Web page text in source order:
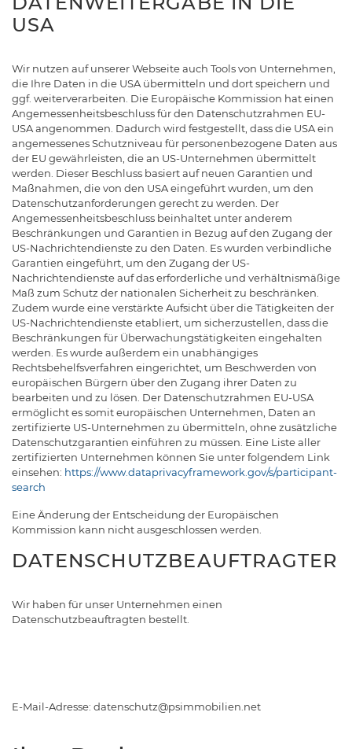
USA
Wir nutzen auf unserer Webseite auch Tools von Unternehmen,
die Ihre Daten in die USA übermitteln und dort speichern und
ggf. weiterverarbeiten. Die Europäische Kommission hat einen
Angemessenheitsbeschluss für den Datenschutzrahmen EU-
USA angenommen. Dadurch wird festgestellt, dass die USA ein
angemessenes Schutzniveau für personenbezogene Daten aus
der EU gewährleisten, die an US-Unternehmen übermittelt
werden. Dieser Beschluss basiert auf neuen Garantien und
Maßnahmen, die von den USA eingeführt wurden, um den
Datenschutzanforderungen gerecht zu werden. Der
Angemessenheitsbeschluss beinhaltet unter anderem
Beschränkungen und Garantien in Bezug auf den Zugang der
US-Nachrichtendienste zu den Daten. Es wurden verbindliche
Garantien eingeführt, um den Zugang der US-
Nachrichtendienste auf das erforderliche und verhältnismäßige
Maß zum Schutz der nationalen Sicherheit zu beschränken.
Zudem wurde eine verstärkte Aufsicht über die Tätigkeiten der
US-Nachrichtendienste etabliert, um sicherzustellen, dass die
Beschränkungen für Überwachungstätigkeiten eingehalten
werden. Es wurde außerdem ein unabhängiges
Rechtsbehelfsverfahren eingerichtet, um Beschwerden von
europäischen Bürgern über den Zugang ihrer Daten zu
bearbeiten und zu lösen. Der Datenschutzrahmen EU-USA
ermöglicht es somit europäischen Unternehmen, Daten an
zertifizierte US-Unternehmen zu übermitteln, ohne zusätzliche
Datenschutzgarantien einführen zu müssen. Eine Liste aller
zertifizierten Unternehmen können Sie unter folgendem Link
einsehen: https://www.dataprivacyframework.gov/s/participant-
search
Eine Änderung der Entscheidung der Europäischen
Kommission kann nicht ausgeschlossen werden.
DATENSCHUTZBEAUFTRAGTER
Wir haben für unser Unternehmen einen
Datenschutzbeauftragten bestellt.
E-Mail-Adresse: datenschutz@psimmobilien.net